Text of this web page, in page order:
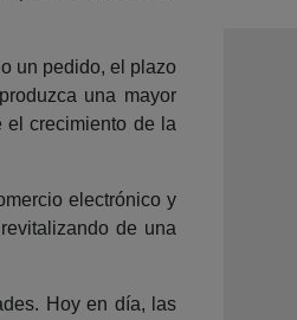
un pedido, el plazo
una mayor
el crecimiento de la
electrónico y
de una
Hoy en día, las